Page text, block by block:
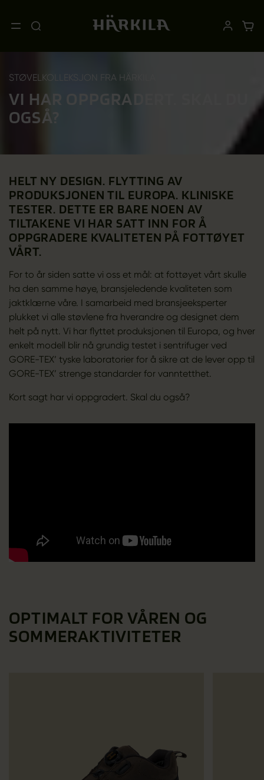
STØVELKOLLEKSJON FRA HÄRKILA
VI HAR OPPGRADERT. SKAL DU
OGSÅ?
HELT NY DESIGN. FLYTTING AV
PRODUKSJONEN TIL EUROPA. KLINISKE
TESTER. DETTE ER BARE NOEN AV
TILTAKENE VI HAR SATT INN FOR Å
OPPGRADERE KVALITETEN PÅ FOTTØYET
VÅRT.
For to år siden satte vi oss et mål: at fottøyet vårt skulle
ha den samme høye, bransjeledende kvaliteten som
jaktklærne våre. I samarbeid med bransjeeksperter
plukket vi alle støvlene fra hverandre og designet dem
helt på nytt. Vi har flyttet produksjonen til Europa, og hver
enkelt modell blir nå grundig testet i sentrifuger ved
GORE-TEX’ tyske laboratorier for å sikre at de lever opp til
GORE-TEX’ strenge standarder for vanntetthet.
Kort sagt har vi oppgradert. Skal du også?
OPTIMALT FOR VÅREN OG
SOMMERAKTIVITETER